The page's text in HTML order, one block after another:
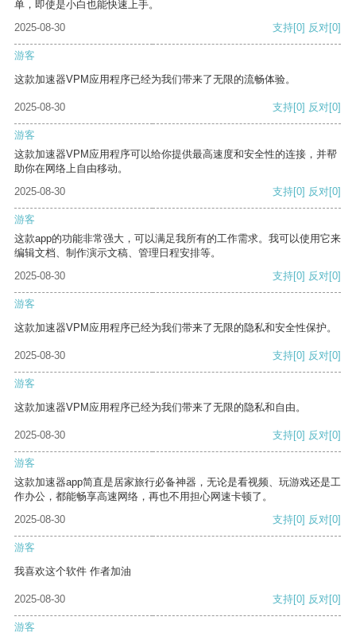
单，即使是小白也能快速上手。
2025-08-30
支持[0] 反对[0]
游客
这款加速器VPM应用程序已经为我们带来了无限的流畅体验。
2025-08-30 支持[0] 反对[0]
游客
这款加速器VPM应用程序可以给你提供最高速度和安全性的连接，并帮
助你在网络上自由移动。
2025-08-30
支持[0] 反对[0]
游客
这款app的功能非常强大，可以满足我所有的工作需求。我可以使用它来
编辑文档、制作演示文稿、管理日程安排等。
2025-08-30
支持[0] 反对[0]
游客
这款加速器VPM应用程序已经为我们带来了无限的隐私和安全性保护。
2025-08-30 支持[0] 反对[0]
游客
这款加速器VPM应用程序已经为我们带来了无限的隐私和自由。
2025-08-30 支持[0] 反对[0]
游客
这款加速器app简直是居家旅行必备神器，无论是看视频、玩游戏还是工
作办公，都能畅享高速网络，再也不用担心网速卡顿了。
2025-08-30
支持[0] 反对[0]
游客
我喜欢这个软件 作者加油
2025-08-30 支持[0] 反对[0]
游客